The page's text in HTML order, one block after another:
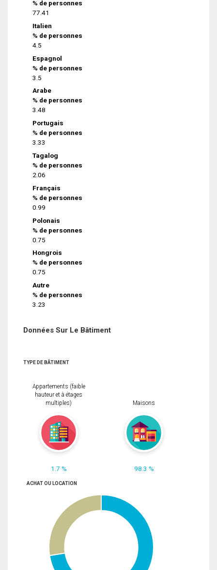
% de personnes
77.41
Italien
% de personnes
4.5
Espagnol
% de personnes
3.5
Arabe
% de personnes
3.48
Portugais
% de personnes
3.33
Tagalog
% de personnes
2.06
Français
% de personnes
0.99
Polonais
% de personnes
0.75
Hongrois
% de personnes
0.75
Autre
% de personnes
3.23
Données Sur Le Bâtiment
TYPE DE BÂTIMENT
Appartements (faible
hauteur et à étages
multiples)
1.7 %
Maisons
98.3 %
ACHAT OU LOCATION